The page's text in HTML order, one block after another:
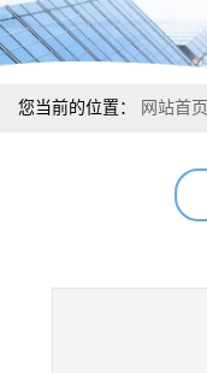
您当前的位置： 网站首页